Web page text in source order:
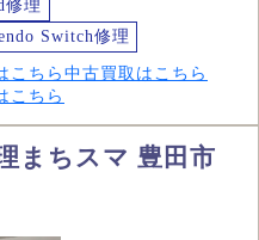
修理
Switch修理
こちら 中古買取はこちら
こちら
まちスマ 豊田市